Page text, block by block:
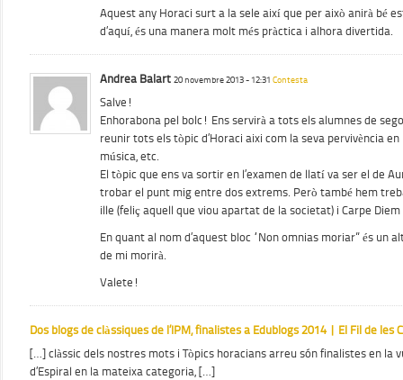
Aquest any Horaci surt a la sele així que per això anirà bé
d’aquí, és una manera molt més pràctica i alhora divertida.
Andrea Balart 20 novembre 2013 - 12:31 Contesta
Salve!
Enhorabona pel bolc! Ens servirà a tots els alumnes de
reunir tots els tòpic d’Horaci aixi com la seva pervivència
música, etc.
El tòpic que ens va sortir en l’examen de llatí va ser el de
trobar el punt mig entre dos extrems. Però també hem
ille (feliç aquell que viou apartat de la societat) i Carpe
En quant al nom d’aquest bloc “Non omnias moriar” és un
de mi morirà.
Valete!
Dos blogs de clàssiques de l’IPM, finalistes a Edublogs 2014 | El Fil de les
[…] clàssic dels nostres mots i Tòpics horacians arreu són finalistes en la
d’Espiral en la mateixa categoria, […]